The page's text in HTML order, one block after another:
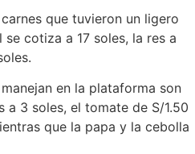
que tuvieron un ligero
cotiza a 17 soles, la res a
en la plataforma son
a 3 soles, el tomate de S/1.50
que la papa y la cebolla